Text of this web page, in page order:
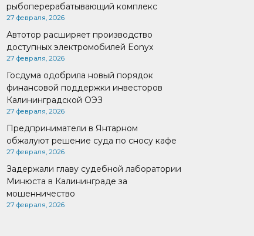
рыбоперерабатывающий комплекс
27 февраля, 2026
Автотор расширяет производство
доступных электромобилей Eonyx
27 февраля, 2026
Госдума одобрила новый порядок
финансовой поддержки инвесторов
Калининградской ОЭЗ
27 февраля, 2026
Предприниматели в Янтарном
обжалуют решение суда по сносу кафе
27 февраля, 2026
Задержали главу судебной лаборатории
Минюста в Калининграде за
мошенничество
27 февраля, 2026